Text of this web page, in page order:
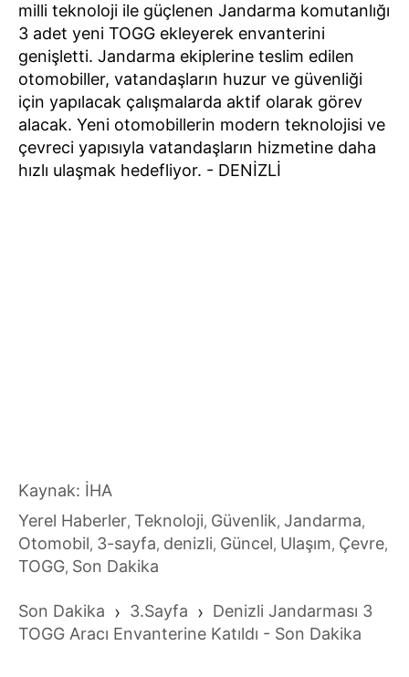
milli teknoloji ile güçlenen Jandarma komutanlığı
3 adet yeni TOGG ekleyerek envanterini
genişletti. Jandarma ekiplerine teslim edilen
otomobiller, vatandaşların huzur ve güvenliği
için yapılacak çalışmalarda aktif olarak görev
alacak. Yeni otomobillerin modern teknolojisi ve
çevreci yapısıyla vatandaşların hizmetine daha
hızlı ulaşmak hedefliyor. - DENİZLİ
Kaynak: İHA
Yerel Haberler, Teknoloji, Güvenlik, Jandarma,
Otomobil, 3-sayfa, denizli, Güncel, Ulaşım, Çevre,
TOGG, Son Dakika
Son Dakika › 3.Sayfa › Denizli Jandarması 3
TOGG Aracı Envanterine Katıldı - Son Dakika